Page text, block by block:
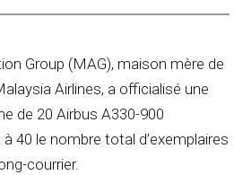
Group (MAG), maison mère de
Airlines, a officialisé une
de 20 Airbus A330-900
40 le nombre total d’exemplaires
courrier.